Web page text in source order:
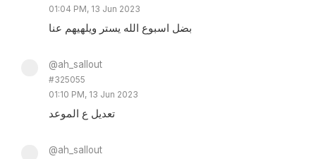
01:04 PM, 13 Jun 2023
بضل اسبوع الله يستر ويلهيهم عنا
@ah_sallout
#325055
01:10 PM, 13 Jun 2023
تعديل ع الموعد
@ah_sallout